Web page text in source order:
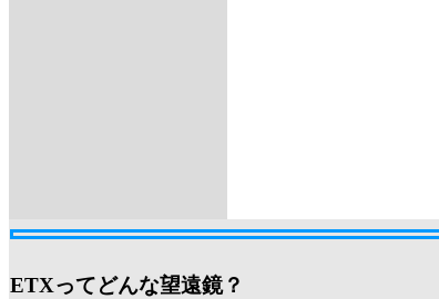
ETXってどんな望遠鏡？